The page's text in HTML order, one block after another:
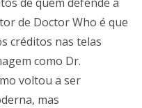
de Doctor Who é que
créditos nas telas
como Dr.
voltou a ser
mas